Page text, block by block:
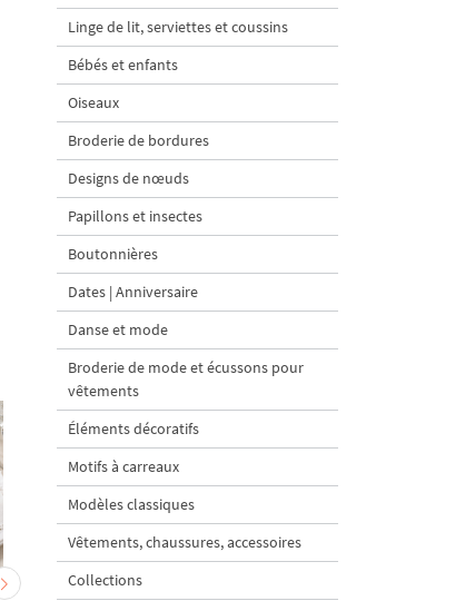
Linge de lit, serviettes et coussins
Bébés et enfants
Oiseaux
Broderie de bordures
Designs de nœuds
Papillons et insectes
Boutonnières
Dates | Anniversaire
Danse et mode
Broderie de mode et écussons pour
vêtements
Éléments décoratifs
Motifs à carreaux
Modèles classiques
Vêtements, chaussures, accessoires
Collections